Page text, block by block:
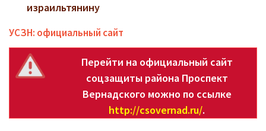
израильтянину
УСЗН: официальный сайт
Перейти на официальный сайт
соцзащиты района Проспект
Вернадского можно по ссылке
http://csovernad.ru/.